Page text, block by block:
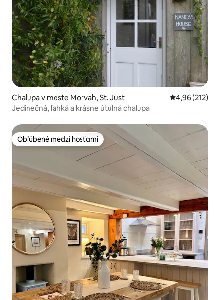
Chalupa v meste Morvah, St. Just Priemerné
4,96 (212)
Jedinečná, ľahká a krásne útulná chalupa
Obľúbené medzi hosťami
Obľúbené medzi hosťami